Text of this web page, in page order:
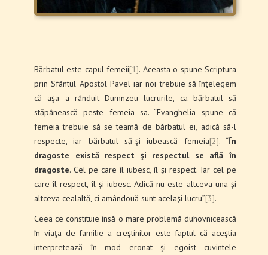
Bărbatul este capul femeii[1]. Aceasta o spune Scriptura
prin Sfântul Apostol Pavel iar noi trebuie să înţelegem
că aşa a rânduit Dumnzeu lucrurile, ca bărbatul să
stăpânească peste femeia sa. “Evanghelia spune că
femeia trebuie să se teamă de bărbatul ei, adică să-l
respecte, iar bărbatul să-şi iubească femeia[2]. “În
dragoste există respect şi respectul se află în
dragoste. Cel pe care îl iubesc, îl şi respect. Iar cel pe
care îl respect, îl şi iubesc. Adică nu este altceva una şi
altceva cealaltă, ci amândouă sunt acelaşi lucru”[3].
Ceea ce constituie însă o mare problemă duhovnicească
în viaţa de familie a creştinilor este faptul că aceştia
interpretează în mod eronat şi egoist cuvintele